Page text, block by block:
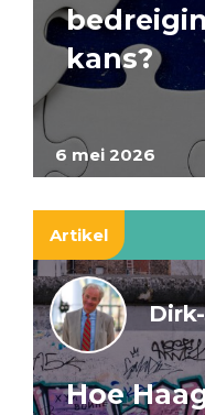
6 mei 2026
kans?
Artikel
Hoe